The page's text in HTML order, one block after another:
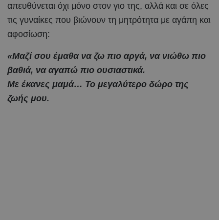
απευθύνεται όχι μόνο στον γιο της, αλλά και σε όλες
τις γυναίκες που βιώνουν τη μητρότητα με αγάπη και
αφοσίωση:
«Μαζί σου έμαθα να ζω πιο αργά, να νιώθω πιο
βαθιά, να αγαπώ πιο ουσιαστικά.
Με έκανες μαμά… Το μεγαλύτερο δώρο της
ζωής μου.